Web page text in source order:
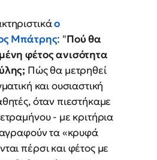
ο
Μπάτρης: "Πού θα
φέτος ανισότητα
Πώς θα μετρηθεί
και ουσιαστική
όταν πιεστήκαμε
- με κριτήρια
τα «κρυφά
πέρσι και φέτος με